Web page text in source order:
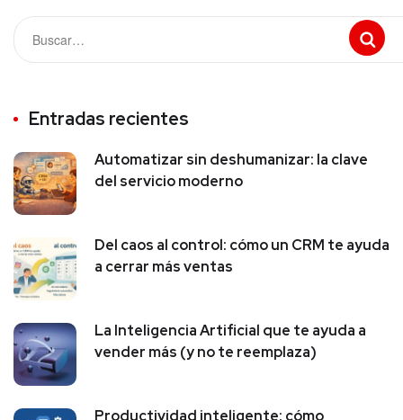
Entradas recientes
Automatizar sin deshumanizar: la clave
del servicio moderno
Del caos al control: cómo un CRM te ayuda
a cerrar más ventas
La Inteligencia Artificial que te ayuda a
vender más (y no te reemplaza)
Productividad inteligente: cómo